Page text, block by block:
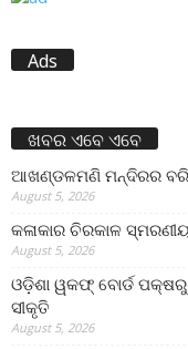
Ads
ଖବର ଏବେ ଏବେ
ଆଖଣ୍ଡଳମଣି ମନ୍ଦିରର
August 5, 2026
କଳାକାର ଚିରକାଳ
August 5, 2026
ଓଡ଼ିଶା ୱକଫ୍ ବୋର୍ଡ
ସୀକୃତି
August 5, 2026